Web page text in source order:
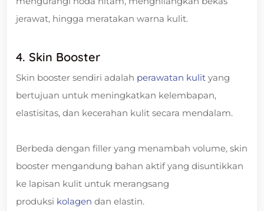
jerawat, hingga meratakan warna kulit.
4. Skin Booster
Skin booster sendiri adalah perawatan kulit yang
bertujuan untuk meningkatkan kelembapan,
elastisitas, dan kecerahan kulit secara mendalam.
Berbeda dengan filler yang menambah volume, skin
booster mengandung bahan aktif yang disuntikkan
ke lapisan kulit untuk merangsang
produksi kolagen dan elastin.